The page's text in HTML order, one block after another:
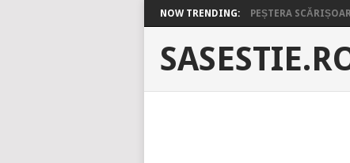
NOW TRENDING: PEȘTERA